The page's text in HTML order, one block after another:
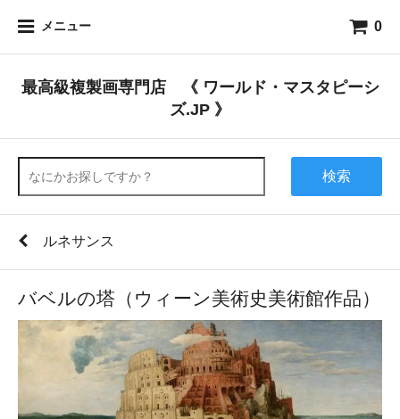
メニュー 0
最高級複製画専門店 《 ワールド・マスタピーシ
ズ.JP 》
検索
ルネサンス
バベルの塔（ウィーン美術史美術館作品）